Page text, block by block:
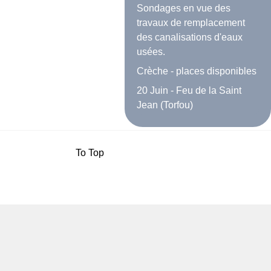
Sondages en vue des
travaux de remplacement
des canalisations d'eaux
usées.
Crèche - places disponibles
20 Juin - Feu de la Saint
Jean (Torfou)
To Top